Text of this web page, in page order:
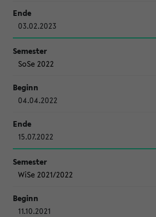
03.02.2023
SoSe 2022
04.04.2022
15.07.2022
WiSe 2021/2022
11.10.2021